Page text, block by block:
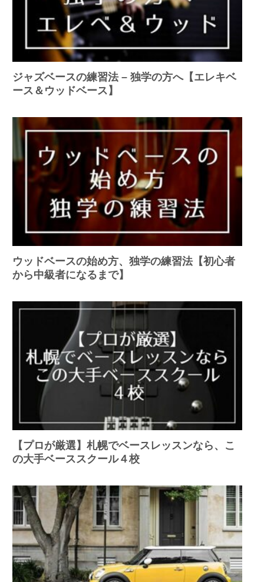
ジャズベースの練習法 – 独学の方へ【エレキベ
ース＆ウッドベース】
ウッドベースの始め方、独学の練習法【初心者
から中級者になるまで】
【プロが厳選】札幌でベースレッスンなら、こ
の大手ベーススクール４校